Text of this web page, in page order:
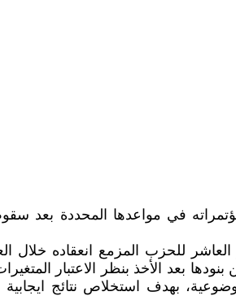
بعد الأخذ بنظر الاعتبار
بهدف استخلاص نتائج